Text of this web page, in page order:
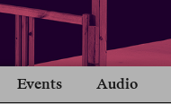
Events Audio